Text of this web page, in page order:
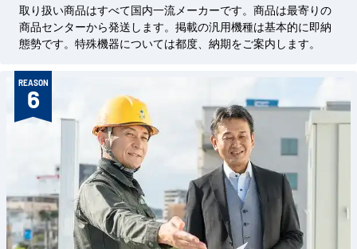
取り扱い商品はすべて国内一流メーカーです。商品は最寄りの
商品センターから発送します。掲載の汎用機種は基本的に即納
態勢です。特殊機器については都度、納期をご案内します。
REASON
6